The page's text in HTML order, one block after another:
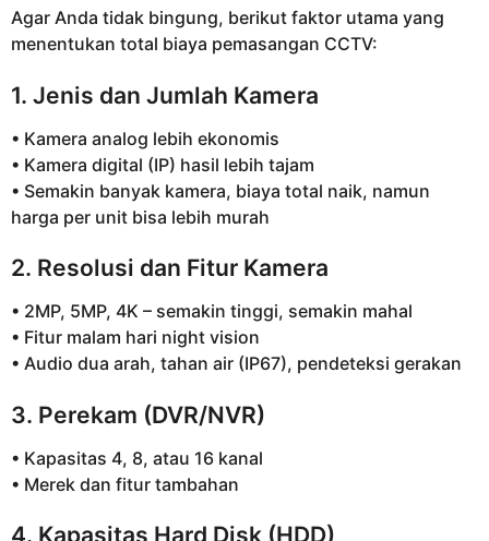
Agar Anda tidak bingung, berikut faktor utama yang
menentukan total biaya pemasangan CCTV:
1. Jenis dan Jumlah Kamera
• Kamera analog lebih ekonomis
• Kamera digital (IP) hasil lebih tajam
• Semakin banyak kamera, biaya total naik, namun
harga per unit bisa lebih murah
2. Resolusi dan Fitur Kamera
• 2MP, 5MP, 4K – semakin tinggi, semakin mahal
• Fitur malam hari night vision
• Audio dua arah, tahan air (IP67), pendeteksi gerakan
3. Perekam (DVR/NVR)
• Kapasitas 4, 8, atau 16 kanal
• Merek dan fitur tambahan
4. Kapasitas Hard Disk (HDD)